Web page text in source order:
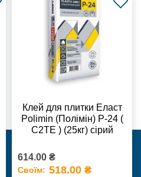
Клей для плитки Еласт
Polimin (Полімін) Р-24 (
С2ТЕ ) (25кг) сірий
614.00 ₴
Своїм: 518.00 ₴